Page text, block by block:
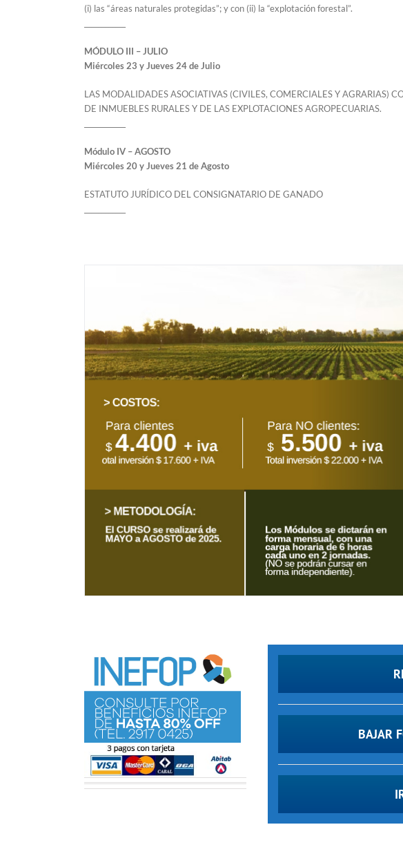
(i) las “áreas naturales protegidas”; y con (ii) la “explotación forestal”.
MÓDULO III – JULIO
Miércoles 23 y Jueves 24 de Julio
LAS MODALIDADES ASOCIATIVAS (CIVILES, COMERCIALES Y AGRARIAS)
DE INMUEBLES RURALES Y DE LAS EXPLOTACIONES AGROPECUARIAS.
Módulo IV – AGOSTO
Miércoles 20 y Jueves 21 de Agosto
ESTATUTO JURÍDICO DEL CONSIGNATARIO DE GANADO
BAJAR